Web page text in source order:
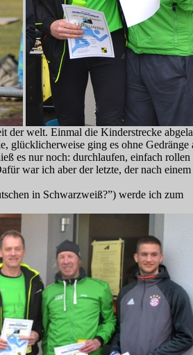
der welt. Einmal die Kinderstrecke
glücklicherweise ging es ohne Gedränge
es nur noch: durchlaufen, einfach rollen
war ich aber der letzte, der nach einem
in Schwarzweiß?”) werde ich zum